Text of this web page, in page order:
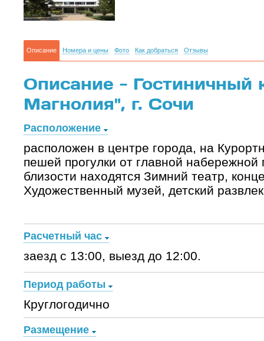
Описание Номера и цены Фото Как добраться Отзывы
Описание - Гостиничный
Магнолия", г. Сочи
Расположение
расположен в центре города, на
пешей прогулки от главной
близости находятся Зимний театр,
Художественный музей, детский
Расчетный час
заезд с 13:00, выезд до 12:00.
Период работы
Круглогодично
Размещение